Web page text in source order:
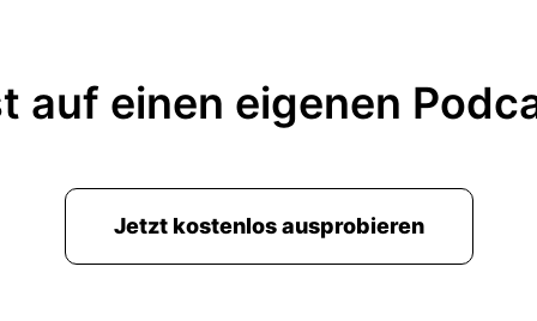
auf einen eigenen
Jetzt kostenlos ausprobieren